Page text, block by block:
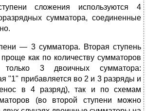
сложения используются 4
сумматора, соединенные
— 3 сумматора. Вторая ступень
как по количеству сумматоров
только 3 двоичных сумматора:
"1" прибавляется во 2 и 3 разряды и
в 4 разряд), так и по схемам
(во второй ступени можно